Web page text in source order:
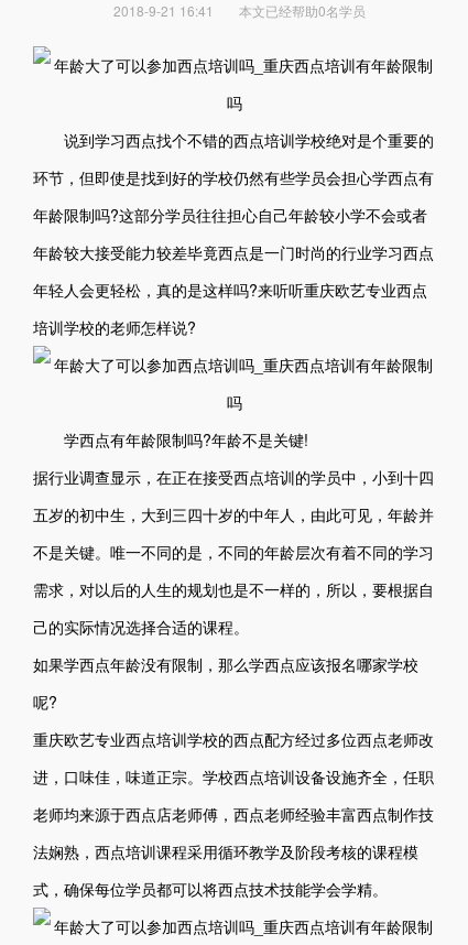
2018-9-21 16:41 本文已经帮助0名学员
说到学习西点找个不错的西点培训学校绝对是个重要的
环节，但即使是找到好的学校仍然有些学员会担心学西点有
年龄限制吗?这部分学员往往担心自己年龄较小学不会或者
年龄较大接受能力较差毕竟西点是一门时尚的行业学习西点
年轻人会更轻松，真的是这样吗?来听听重庆欧艺专业西点
培训学校的老师怎样说?
学西点有年龄限制吗?年龄不是关键!
据行业调查显示，在正在接受西点培训的学员中，小到十四
五岁的初中生，大到三四十岁的中年人，由此可见，年龄并
不是关键。唯一不同的是，不同的年龄层次有着不同的学习
需求，对以后的人生的规划也是不一样的，所以，要根据自
己的实际情况选择合适的课程。
如果学西点年龄没有限制，那么学西点应该报名哪家学校
呢?
重庆欧艺专业西点培训学校的西点配方经过多位西点老师改
进，口味佳，味道正宗。学校西点培训设备设施齐全，任职
老师均来源于西点店老师傅，西点老师经验丰富西点制作技
法娴熟，西点培训课程采用循环教学及阶段考核的课程模
式，确保每位学员都可以将西点技术技能学会学精。